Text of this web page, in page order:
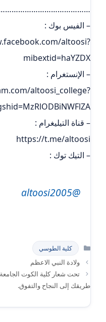
– الفيس بوك :
altoosi?
mibextid=haYZDX
– الإنستغرام :
altoosi_college?
– قناة التيليغرام :
https://t.me/altoosi
– التيك توك :
@altoosi2005
التصنيفات
كلية الطوسي
ولادة النبي الاعظم
تحت شعار كلية الكوت
طريقك إلى النجاح والتفوق.